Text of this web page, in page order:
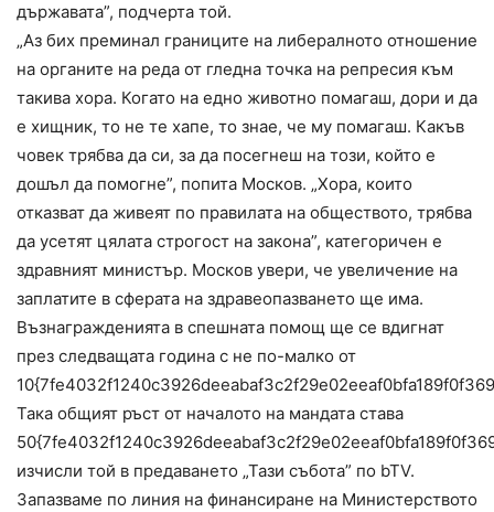
държавата”, подчерта той.
„Аз бих преминал границите на либералното отношение
на органите на реда от гледна точка на репресия към
такива хора. Когато на едно животно помагаш, дори и да
е хищник, то не те хапе, то знае, че му помагаш. Какъв
човек трябва да си, за да посегнеш на този, който е
дошъл да помогне”, попита Москов. „Хора, които
отказват да живеят по правилата на обществото, трябва
да усетят цялата строгост на закона”, категоричен е
здравният министър. Москов увери, че увеличение на
заплатите в сферата на здравеопазването ще има.
Възнагражденията в спешната помощ ще се вдигнат
през следващата година с не по-малко от
Така общият ръст от началото на мандата става
изчисли той в предаването „Тази събота” по bTV.
Запазваме по линия на финансиране на Министерството